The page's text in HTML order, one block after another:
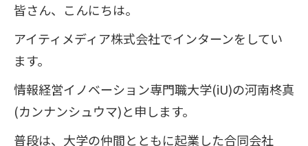
皆さん、こんにちは。
アイティメディア株式会社でインターンをしてい
ます。
情報経営イノベーション専門職大学(iU)の河南柊真
(カンナンシュウマ)と申します。
普段は、大学の仲間とともに起業した合同会社